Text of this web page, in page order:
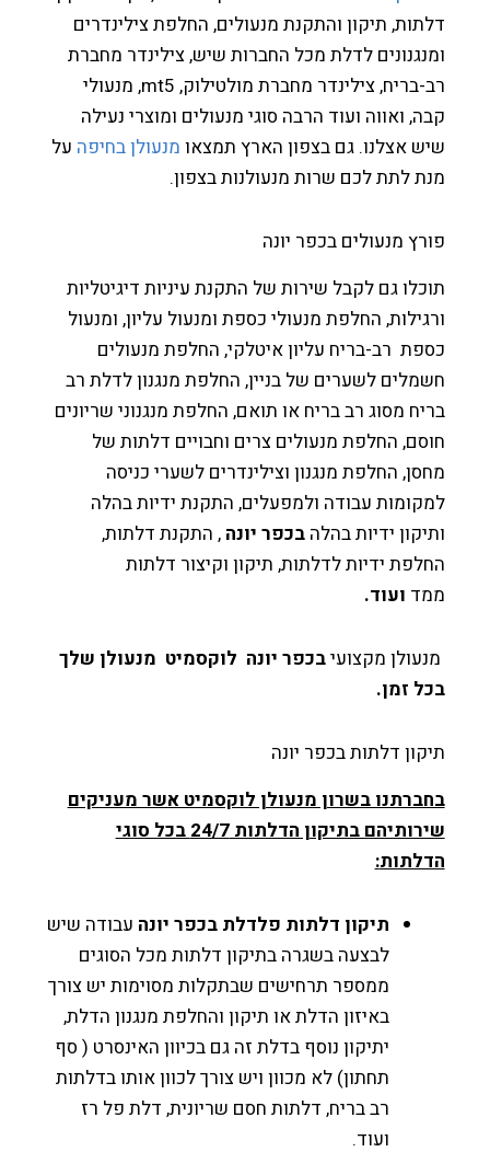
תיקון והתקנת מנעולים, החלפת צילינדרים
לדלת מכל החברות שיש, צילינדר מחברת
רב-בריח, צילינדר מחברת מולטילוק, mt5, מנעולי
ואווה ועוד הרבה סוגי מנעולים ומוצרי נעילה
אצלנו. גם בצפון הארץ תמצאומנעולן בחיפהעל
לתת לכם שרות מנעולנות בצפון.
מנעולים בכפר יונה
גם לקבל שירות של התקנת עיניות דיגיטליות
החלפת מנעולי כספת ומנעול עליון, ומנעול
רב-בריח עליון איטלקי, החלפת מנעולים
לשערים של בניין, החלפת מנגנון לדלת רב
מסוג רב בריח או תואם, החלפת מנגנוני שריונים
החלפת מנעולים צרים וחבויים דלתות של
החלפת מנגנון וצילינדרים לשערי כניסה
עבודה ולמפעלים, התקנת ידיות בהלה
ידיות בהלהבכפר יונה, התקנת דלתות,
ידיות לדלתות, תיקון וקיצור דלתות
ועוד.
מקצועי בכפר יונהלוקסמיט מנעולן שלך
זמן.
דלתות בכפר יונה
בשרון מנעולן לוקסמיט אשר מעניקים
שירותיהם בתיקון הדלתות 24/7 בכל סוגי
:
תיקון דלתות פלדלת בכפר יונהעבודה שיש
לבצעה בשגרה בתיקון דלתות מכל הסוגים
ממספר תרחישים שבתקלות מסוימות יש צורך
באיזון הדלת או תיקון והחלפת מנגנון הדלת,
יתיקון נוסף בדלת זה גם בכיוון האינסרט ( סף
תחתון) לא מכוון ויש צורך לכוון אותו בדלתות
רב בריח, דלתות חסם שריונית, דלת פל רז